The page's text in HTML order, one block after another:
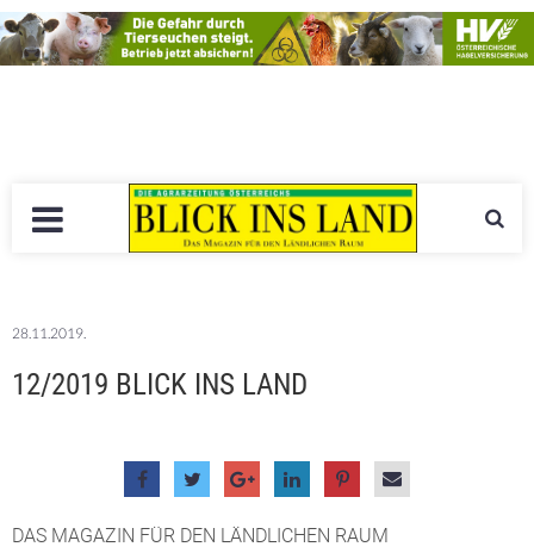
28.11.2019.
12/2019 BLICK INS LAND
DAS MAGAZIN FÜR DEN LÄNDLICHEN RAUM